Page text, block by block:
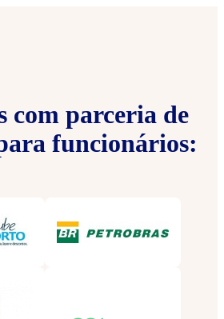
com parceria de
funcionários: